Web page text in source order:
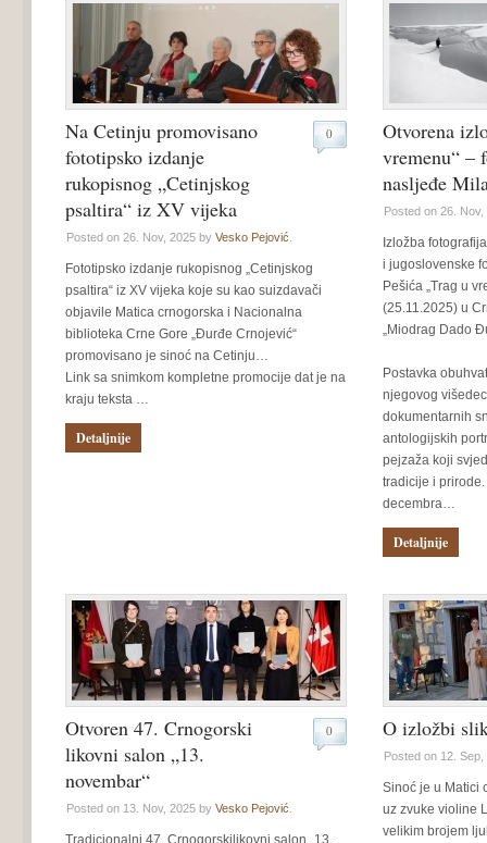
Na Cetinju promovisano
fototipsko izdanje
rukopisnog „Cetinjskog
psaltira“ iz XV vijeka
Posted on 26. Nov, 2025 by Vesko Pejović
0
Fototipsko izdanje rukopisnog „Cetinjskog
psaltira“ iz XV vijeka koje su kao suizdavači
objavile Matica crnogorska i Nacionalna
biblioteka Crne Gore „Đurđe Crnojević“
promovisano je sinoć na Cetinju…
Link sa snimkom kompletne promocije dat je na
kraju teksta …
Detaljnije
Otvorena
vremenu“ –
nasljeđe
Posted on 26.
Izložba
i jugoslovenske
Pešića „Trag u
(25.11.2025) u
„Miodrag Dado
Postavka
njegovog
dokumentarnih
antologijskih
pejzaža koji
tradicije i
decembra…
Detaljnije
Otvoren 47. Crnogorski
likovni salon „13.
novembar“
Posted on 13. Nov, 2025 by Vesko Pejović
0
Tradicionalni 47. Crnogorskilikovni salon „13.
O izložbi
Posted on 12.
Sinoć je u Matici
uz zvuke violine
velikim brojem